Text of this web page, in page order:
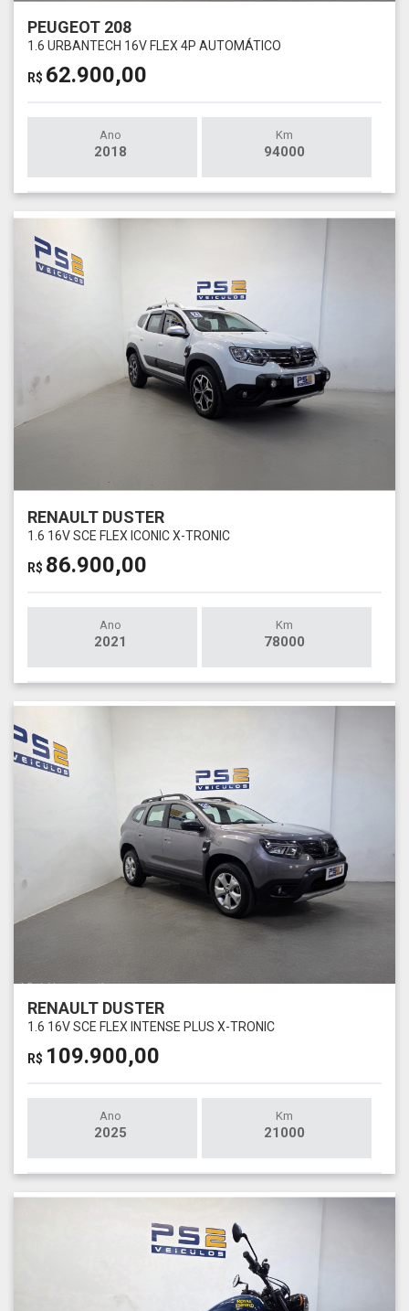
PEUGEOT 208
1.6 URBANTECH 16V FLEX 4P AUTOMÁTICO
R$ 62.900,00
Ano
2018
Km
94000
RENAULT DUSTER
1.6 16V SCE FLEX ICONIC X-TRONIC
R$ 86.900,00
Ano
2021
Km
78000
RENAULT DUSTER
1.6 16V SCE FLEX INTENSE PLUS X-TRONIC
R$ 109.900,00
Ano
2025
Km
21000